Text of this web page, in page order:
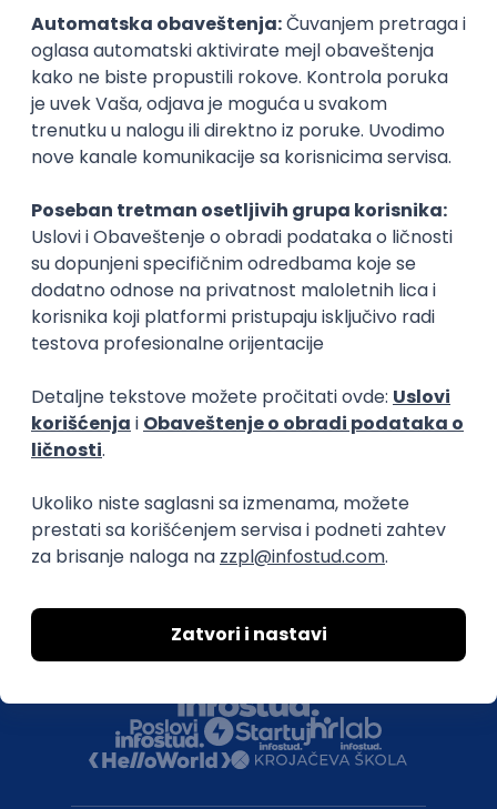
Okupljamo IT zajednicu, podižemo
transparentnost domaćeg IT tržišta rada i
efikasno spajamo kandidate i poslodavce.
O nama
Za poslodavce
Uslovi korišćenja
Politika privatnosti
Uklonjeni profili poslodavaca
Za medije
Druželjubivi smo!